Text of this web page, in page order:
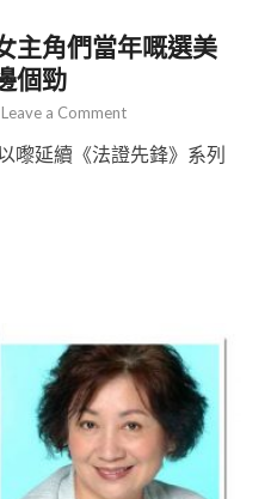
主角們當年嘅選美
個勁
Leave a Comment
嚟延續《法證先鋒》系列